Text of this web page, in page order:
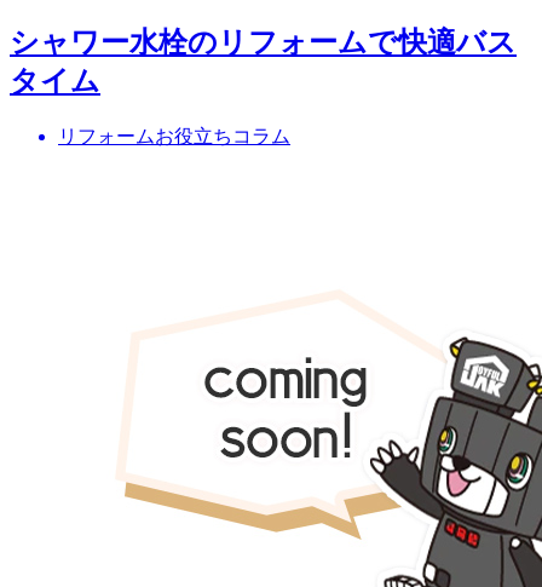
シャワー水栓のリフォームで快適バス
タイム
リフォームお役立ちコラム